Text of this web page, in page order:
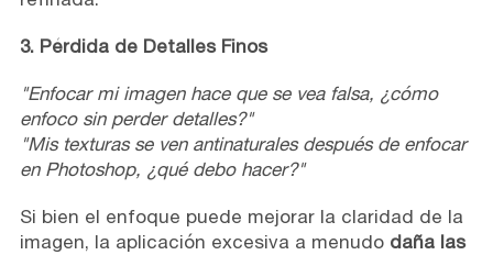
3. Pérdida de Detalles Finos
"Enfocar mi imagen hace que se vea falsa, ¿cómo
enfoco sin perder detalles?"
"Mis texturas se ven antinaturales después de enfocar
en Photoshop, ¿qué debo hacer?"
Si bien el enfoque puede mejorar la claridad de la
imagen, la aplicación excesiva a menudo daña las